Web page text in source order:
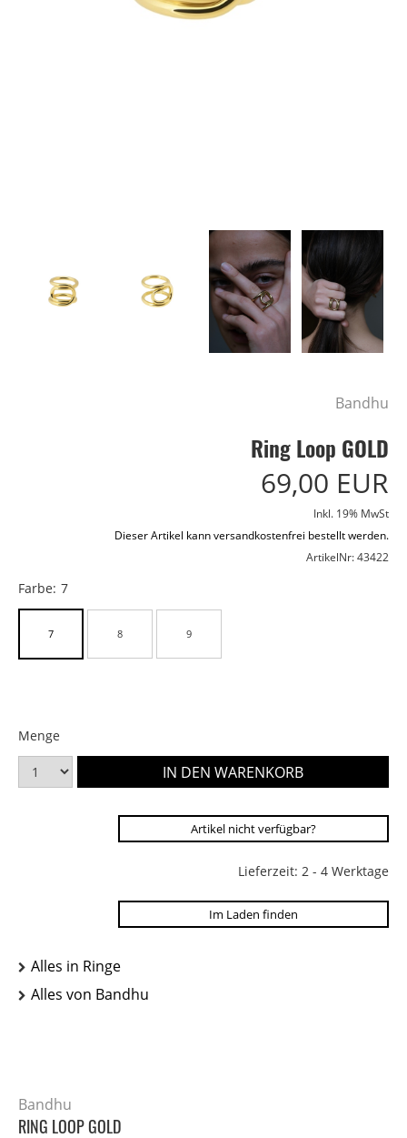
Bandhu
Ring Loop GOLD
69,00 EUR
Inkl. 19% MwSt
Dieser Artikel kann versandkostenfrei bestellt werden.
ArtikelNr: 43422
Farbe: 7
7 8 9
Menge
Artikel nicht verfügbar?
Lieferzeit: 2 - 4 Werktage
Im Laden finden
Alles in Ringe
Alles von Bandhu
Bandhu
RING LOOP GOLD